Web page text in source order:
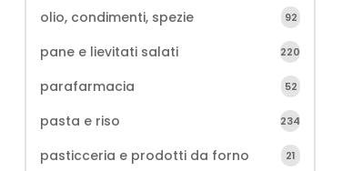
olio, condimenti, spezie 92
pane e lievitati salati 220
parafarmacia 52
pasta e riso 234
pasticceria e prodotti da forno 21